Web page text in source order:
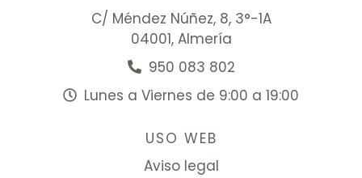
C/ Méndez Núñez, 8, 3°-1A
04001, Almería
950 083 802
Lunes a Viernes de 9:00 a 19:00
USO WEB
Aviso legal